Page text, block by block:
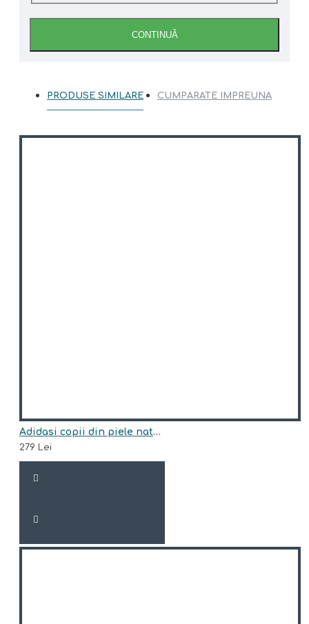
CONTINUĂ
PRODUSE SIMILARE CUMPARATE IMPREUNA
Adidasi copii din piele naturala model ALEXIS
279 Lei